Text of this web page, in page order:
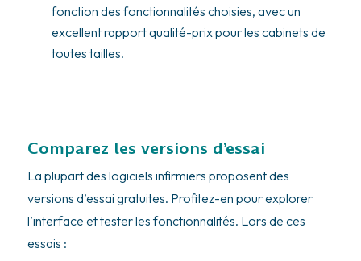
fonction des fonctionnalités choisies, avec un
excellent rapport qualité-prix pour les cabinets de
toutes tailles.
Comparez les versions d’essai
La plupart des logiciels infirmiers proposent des
versions d’essai gratuites. Profitez-en pour explorer
l’interface et tester les fonctionnalités. Lors de ces
essais :